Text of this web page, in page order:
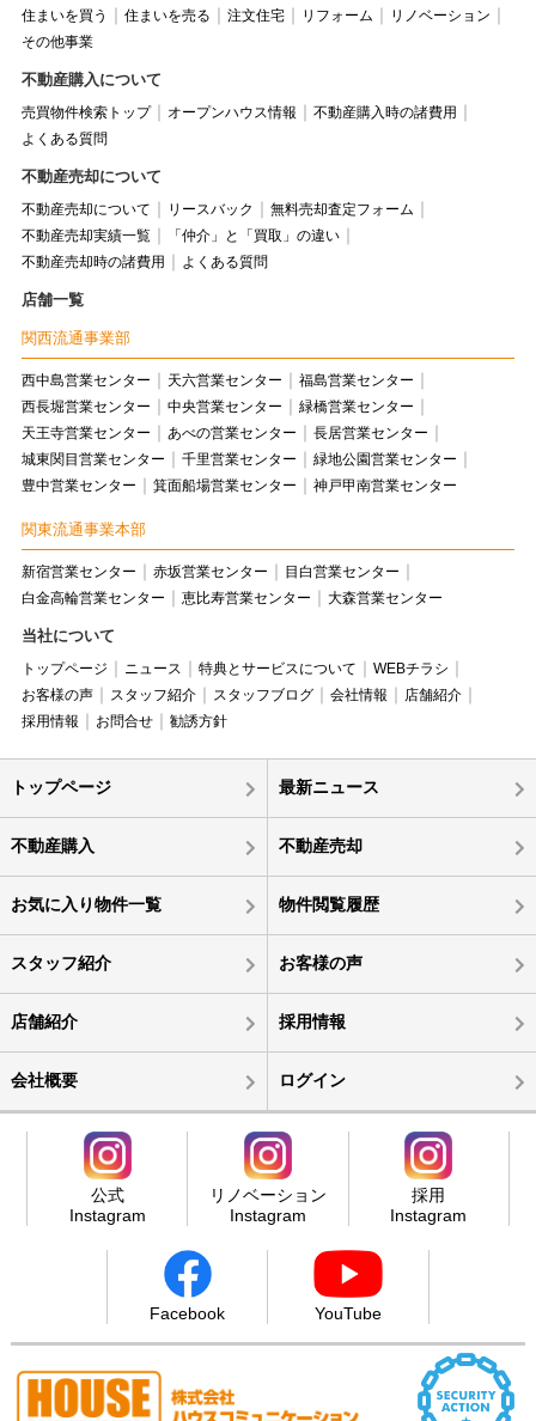
住まいを買う 住まいを売る 注文住宅 リフォーム
リノベーション
その他事業
不動産購入について
売買物件検索トップ オープンハウス情報
不動産購入時の諸費用
よくある質問
不動産売却について
不動産売却について リースバック
無料売却査定フォーム
不動産売却実績一覧
「仲介」と「買取」の違い
不動産売却時の諸費用
よくある質問
店舗一覧
関西流通事業部
西中島営業センター 天六営業センター
福島営業センター
西長堀営業センター
中央営業センター
緑橋営業センター
天王寺営業センター
あべの営業センター
長居営業センター
城東関目営業センター
千里営業センター
緑地公園営業センター
豊中営業センター
箕面船場営業センター 神戸甲南営業センター
関東流通事業本部
新宿営業センター 赤坂営業センター
目白営業センター
白金高輪営業センター
恵比寿営業センター 大森営業センター
当社について
トップページ ニュース 特典とサービスについて
WEBチラシ
お客様の声
スタッフ紹介 スタッフブログ 会社情報
店舗紹介
採用情報
お問合せ 勧誘方針
トップページ 最新ニュース
不動産購入 不動産売却
お気に入り物件一覧 物件閲覧履歴
スタッフ紹介 お客様の声
店舗紹介 採用情報
会社概要 ログイン
公式
Instagram
リノベーション
Instagram
採用
Instagram
Facebook YouTube